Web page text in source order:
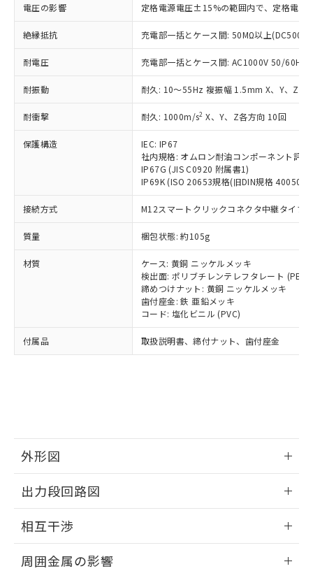
電圧の影響 定格電源電圧±15%の範囲内で、定格電
絶縁抵抗 充電部一括とケース間: 50MΩ以上(DC500V
耐電圧 充電部一括とケース間: AC1000V 50/60Hz
耐振動 耐久: 10～55Hz 複振幅 1.5mm X、Y、Z各
耐衝撃 耐久: 1000m/s2 X、Y、Z各方向 10回
保護構造
IEC: IP67
社内規格: オムロン耐油コンポーネント評
IP67G (JIS C0920 附属書1)
IP69K (ISO 20653規格(旧DIN規格 40050
接続方式 M12スマートクリックコネクタ中継タイプ
質量 梱包状態: 約105g
材質
ケース: 黄銅 ニッケルメッキ
検出面: ポリブチレンテレフタレート (PBT)
締めつけナット: 黄銅 ニッケルメッキ
歯付座金: 鉄 亜鉛メッキ
コード: 塩化ビニル (PVC)
付属品 取扱説明書、締付ナット、歯付座金
外形図
外形図
出力段回路図
出力段回路図
相互干渉
周囲金属の影響
本サービスの対象外となる商品もある
ことをご了承ください。
在庫状況および標準価格照会結果は、
記載している更新日時点での社内デー
タに基づき作成されるものであり、閲
覧された時点での実際の在庫および標
準価格とは異なる場合があることをご
了承ください。
正式な納期状況および標準価格はお客
様のお取引先、またはお客様担当のオ
ムロン制御機器販売店・当社販売員に
ご相談ください。
オムロン制御機器販売店や当社販売拠
販売ネットワーク
」をご確認
在庫状況および標準価格結果を当社の
事前の承諾なく第三者に漏洩または開
示しないようお願いします。
マイパーツ機能（部品リスト作成サー
ビス）をご利用いただくには、I-Web
メンバーズにご登録されている必要が
お客様が当ウェブサイト上で当社にご
登録された部品リストについて、当社
および当社の共同利用者が、当社の製
いたものが、含有品と判明した場合などや
むを得ず変更することがあります。
*EU RoHS指令（10物質）：
鉛(Pb) 1000ppm以下、 水銀(Hg) 1000ppm以下、 カド
ミウム(Cd) 100ppm以下、
六価クロム(Cr(Ⅵ)) 1000ppm以下、ポリ臭化ビフェニル
類(PBB) 1000ppm以下、ポリ臭化ジフェニルエーテル類
(PBDE) 1000ppm以下、フタル酸ビス(2-エチルヘキシ
ル) (DEHP)(別名：DOP) 1000ppm以下、フタル酸ブチ
ルベンジル（BBP） 1000ppm以下、フタル酸ジブチル
（DBP） 1000ppm以下、フタル酸ジイソブチル
但し、RoHS指令で産業用監視および制御機器に対する
フタル酸エステル類の４物質については閾値を超える意
図的な使用がないことを確認しています。
部品在庫の切り替え状況などにより、予定
月が前後することがあります。
※3 非含有証明書ダウンロード
※本証明書は発行日時点で非含有を証明す
るもので、過去に遡って非含有を証明する
ものではありません。
また、RoHS指令のフタル酸エステル類４
物質の対応では、対応完了までの期間は出
欄に対応日を記載しておりました。
既に当社にて対応品への在庫切替を完了
していることから、特段のことがない限
基準値を超えていることを示します。
「－」：未確認です。当社販売部門へお問
い合わせください。
Cr(Ⅵ)(六価クロム) : 1000ppm、 PBBs(ポリ臭化ビフェ
ニル類) : 1000ppm、 PBDEs(ポリ臭化ジフェニルエーテ
DBP(フタル酸ジブチル) : 1000ppm、 DIBP(フタル酸ジ
イソブチル) : 1000ppm、 BBP(フタル酸ブチルベンジ
DEHP(フタル酸ビス(2-エチルヘキシル)) : 1000ppm
※2 環境保護使用期限
「ｅ」：有害物質（10物質）のすべてが基
準値以下であることを示します。
「10」：通常の使用状況下において有害物
質が外部に漏えいし、環境に深刻な影響を
及ぼさない年数を意味します。
「－」：未確認です。当社販売部門へお問
い合わせください。
当社は、これら貴社製品のうち、外国
為替および外国貿易法に定める商品
（以下｢規制貨物等」という）を輸出
または国外への提供する場合は、日本
国政府の輸出許可(または役務取引許
可)を取得するなどの必要な手続きを
当社は規制貨物を破棄する場合は、完
全に破砕するなど、違法に輸出されな
いよう必要な手段を講じます。
当社は貴社製品を、核兵器、ミサイ
ル、化学兵器、生物兵器またはその他
武器並びにこれらの製造装置等に一切
使用いたしません。
当社は、貴社製品を第三者に販売する
場合は、上記1、2および3の内容を当
該第三者に通知します。また当社は、
販売先および販売に係わる関係者が違
法に輸出するおそれがある場合は、取
り引きをいたしません。
一定数以上の在庫あり
一定数には満たないが在庫あり
在庫なし(最新の在庫状況につ
いては、お客様のお取引先、ま
たはお客様担当のオムロン制御
機器販売店・当社販売員にご確
認ください)
受注生産機種、また在庫状況の
情報を公開していない機種